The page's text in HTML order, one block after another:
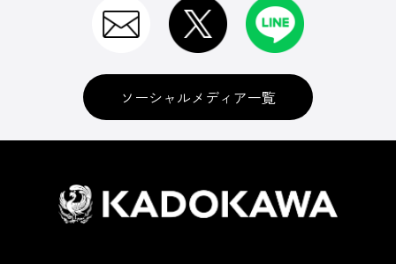
ソーシャルメディア一覧